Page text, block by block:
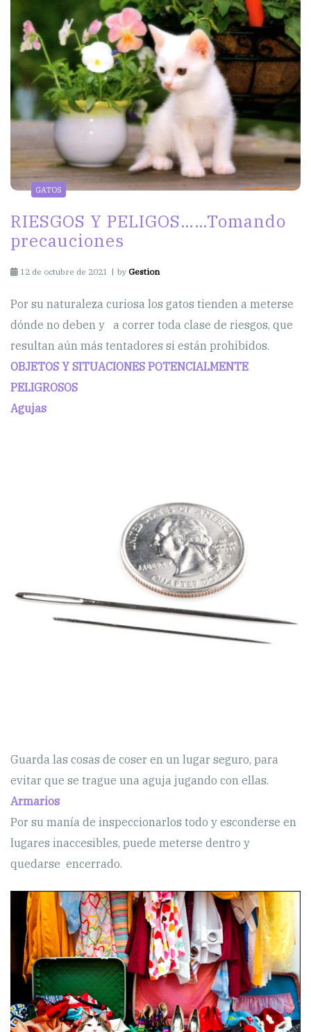
GATOS
RIESGOS Y PELIGOS……Tomando
precauciones
12 de octubre de 2021 by Gestion
Por su naturaleza curiosa los gatos tienden a meterse
dónde no deben y a correr toda clase de riesgos, que
resultan aún más tentadores si están prohibidos.
OBJETOS Y SITUACIONES POTENCIALMENTE
PELIGROSOS
Agujas
Guarda las cosas de coser en un lugar seguro, para
evitar que se trague una aguja jugando con ellas.
Armarios
Por su manía de inspeccionarlos todo y esconderse en
lugares inaccesibles, puede meterse dentro y
quedarse encerrado.